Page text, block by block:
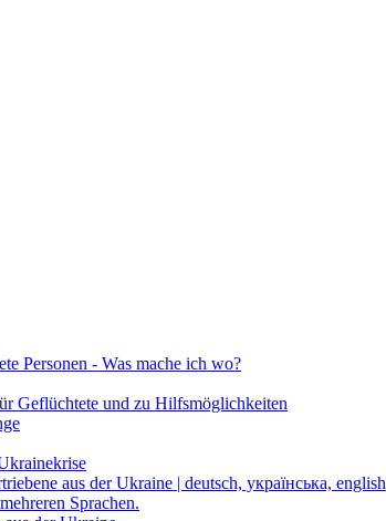
Personen - Was mache ich wo?
Geflüchtete und zu Hilfsmöglichkeiten
aus der Ukraine | deutsch, українська, english
Sprachen.